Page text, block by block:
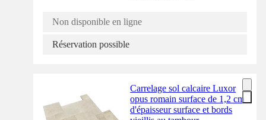
Non disponible en ligne
Réservation possible
Carrelage sol calcaire Luxor
opus romain surface de 1,2 cm
d'épaisseur surface et bords